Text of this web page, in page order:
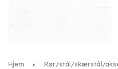
Hjem Rør/stål/skærstål/